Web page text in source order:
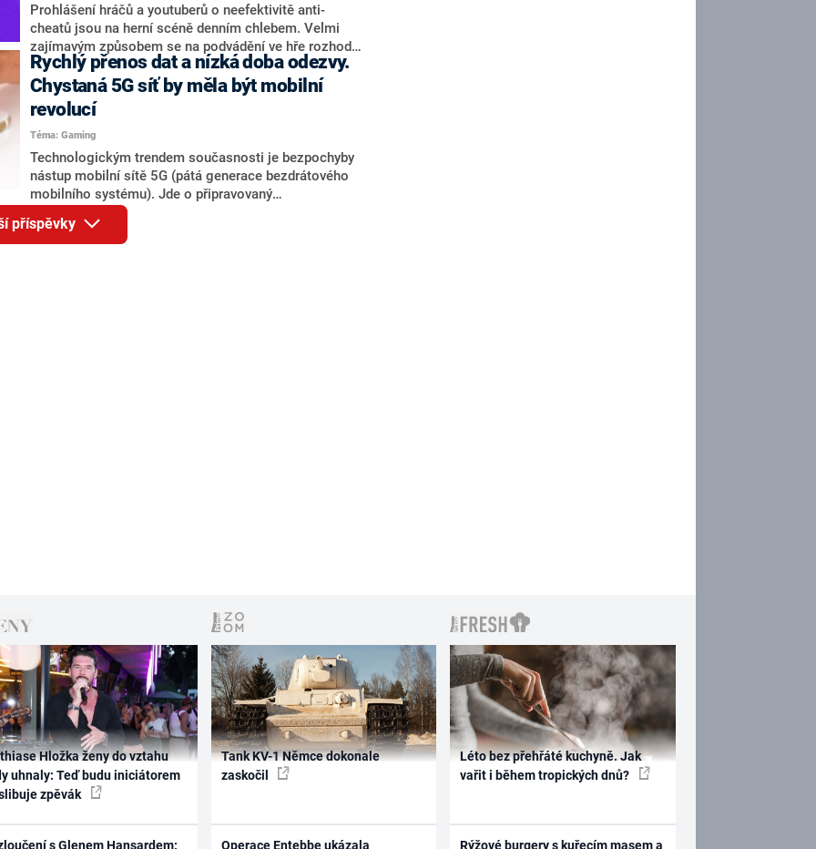
Prohlášení hráčů a youtuberů o neefektivitě anti-
cheatů jsou na herní scéně denním chlebem. Velmi
zajímavým způsobem se na podvádění ve hře rozhodl
upozornit streamer Kona. Za pomocí cheatů se dostal
až do finálové části turnaje Fortnite Champion Series.
Vše navíc odvysílal na svém Twitch kanále.
Rychlý přenos dat a nízká doba odezvy.
Chystaná 5G síť by měla být mobilní
revolucí
Téma: Gaming
Technologickým trendem současnosti je bezpochyby
nástup mobilní sítě 5G (pátá generace bezdrátového
mobilního systému). Jde o připravovaný
telekomunikační standard nové mobilní sítě.
Všeobecně dostupná je zatím pouze v Jižní Koreji. V
oblasti mobilních videoher by mohla být v budoucnu
příspěvky
Hložka ženy do vztahu
uhnaly: Teď budu iniciátorem
zpěvák
s Glenem Hansardem:
Tank KV-1 Němce dokonale
zaskočil
Operace Entebbe ukázala
Léto bez přehřáté kuchyně. Jak
vařit i během tropických dnů?
Rýžové burgery s kuřecím masem a